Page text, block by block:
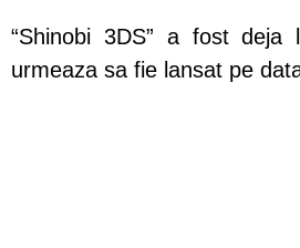
“Shinobi 3DS” a fost
urmeaza sa fie lansat pe